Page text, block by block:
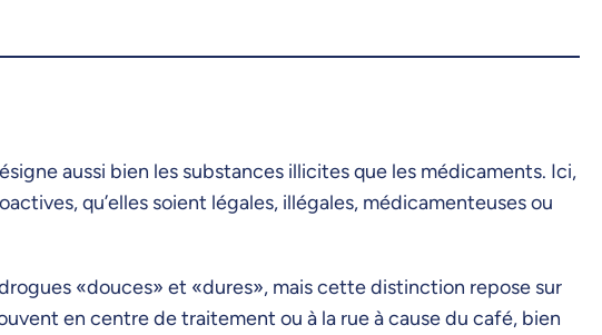
aussi bien les substances illicites que les médicaments. Ici,
qu’elles soient légales, illégales, médicamenteuses ou
«douces» et «dures», mais cette distinction repose sur
en centre de traitement ou à la rue à cause du café, bien